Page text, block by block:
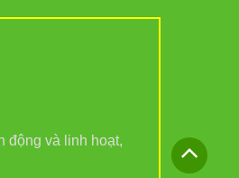
động và linh hoạt,